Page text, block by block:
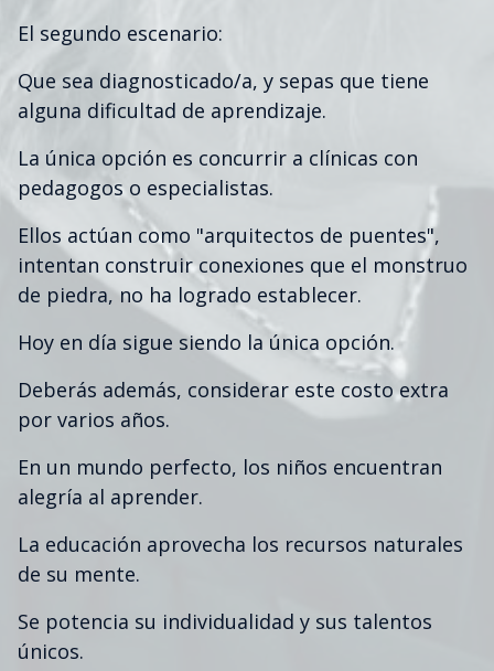
El segundo escenario:
Que sea diagnosticado/a, y sepas que tiene
alguna dificultad de aprendizaje.
La única opción es concurrir a clínicas con
pedagogos o especialistas.
Ellos actúan como "arquitectos de puentes",
intentan construir conexiones que el monstruo
de piedra, no ha logrado establecer.
Hoy en día sigue siendo la única opción.
Deberás además, considerar este costo extra
por varios años.
En un mundo perfecto, los niños encuentran
alegría al aprender.
La educación aprovecha los recursos naturales
de su mente.
Se potencia su individualidad y sus talentos
únicos.